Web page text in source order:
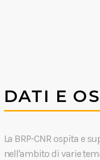
DATI E
La BRP-CNR ospita e
nell'ambito di varie